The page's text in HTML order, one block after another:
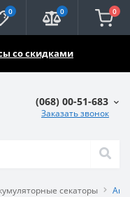
со скидками
0 0 0
(068) 00-51-683
Заказать звонок
секаторы